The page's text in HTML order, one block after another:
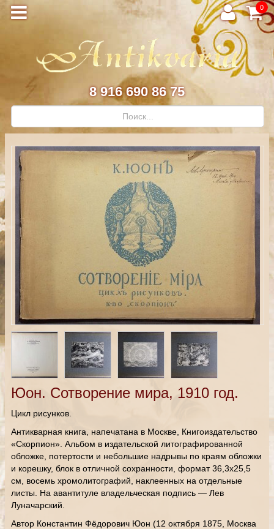
0
8 916 690 86 75
Юон. Сотворение мира, 1910 год.
Цикл рисунков.
Антикварная книга, напечатана в Москве, Книгоиздательство
«Скорпион». Альбом в издательской литографированной
обложке, потертости и небольшие надрывы по краям обложки
и корешку, блок в отличной сохранности, формат 36,3х25,5
см, восемь хромолитографий, наклеенных на отдельные
листы. На авантитуле владельческая подпись — Лев
Луначарский.
Автор Константин Фёдорович Юон (12 октября 1875, Москва